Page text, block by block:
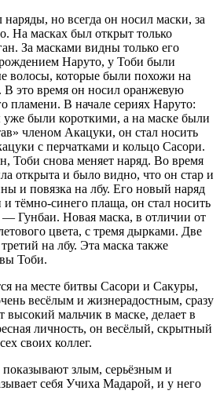
но всегда он носил маски, за
На масках был открыт только
За масками видны только его
Наруто, у Тоби были
волосы, которые были похожи на
это время он носил оранжевую
пламени. В начале сериях Наруто:
были короткими, а на маске были
членом Акацуки, он стал носить
с перчатками и кольцо Сасори.
Тоби снова меняет наряд. Во время
открыта и было видно, что он стар и
и повязка на лбу. Его новый наряд
и тёмно-синего плаща, он стал носить
Гунбаи. Новая маска, в отличии от
цвета, с тремя дырками. Две
на лбу. Эта маска также
Тоби.
на месте битвы Сасори и Сакуры,
весёлым и жизнерадостным, сразу
высокий мальчик в маске, делает в
личность, он весёлый, скрытный
своих коллег.
злым, серьёзным и
себя Учиха Мадарой, и у него